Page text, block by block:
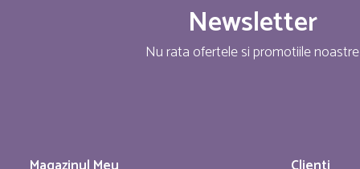
Newsletter
Nu rata ofertele si promotiile noastre